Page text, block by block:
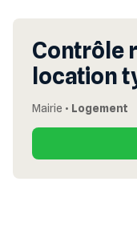
Contrôle
location
Mairie • Logement